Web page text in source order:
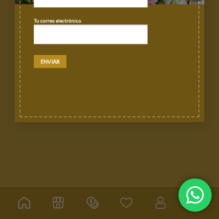
Tu correo electrónico
POLÍTICAS DE DEVOLUCIÓN Y CANCELACIÓN
Copyright 2026 ©Florería de León